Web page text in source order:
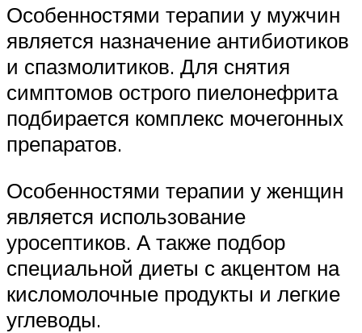
Особенностями терапии у мужчин
является назначение антибиотиков
и спазмолитиков. Для снятия
симптомов острого пиелонефрита
подбирается комплекс мочегонных
препаратов.
Особенностями терапии у женщин
является использование
уросептиков. А также подбор
специальной диеты с акцентом на
кисломолочные продукты и легкие
углеводы.